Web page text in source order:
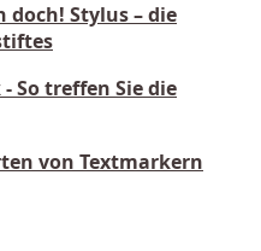
Stylus – die
So treffen Sie die
von Textmarkern